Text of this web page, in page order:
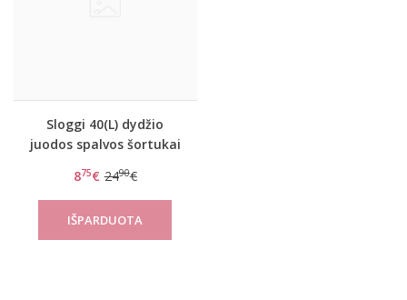
Sloggi 40(L) dydžio
juodos spalvos šortukai
02
875€ 2490€